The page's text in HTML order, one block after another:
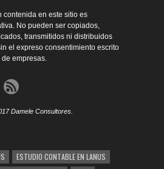
contenida en este sitio es
No pueden ser copiados,
transmitidos ni distribuidos
el expreso consentimiento escrito
empresas.
Damele Consultores.
ESTUDIO CONTABLE EN LANUS